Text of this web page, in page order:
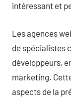
intéressant et
Les agences
de spécialistes
développeurs,
marketing.
aspects de la